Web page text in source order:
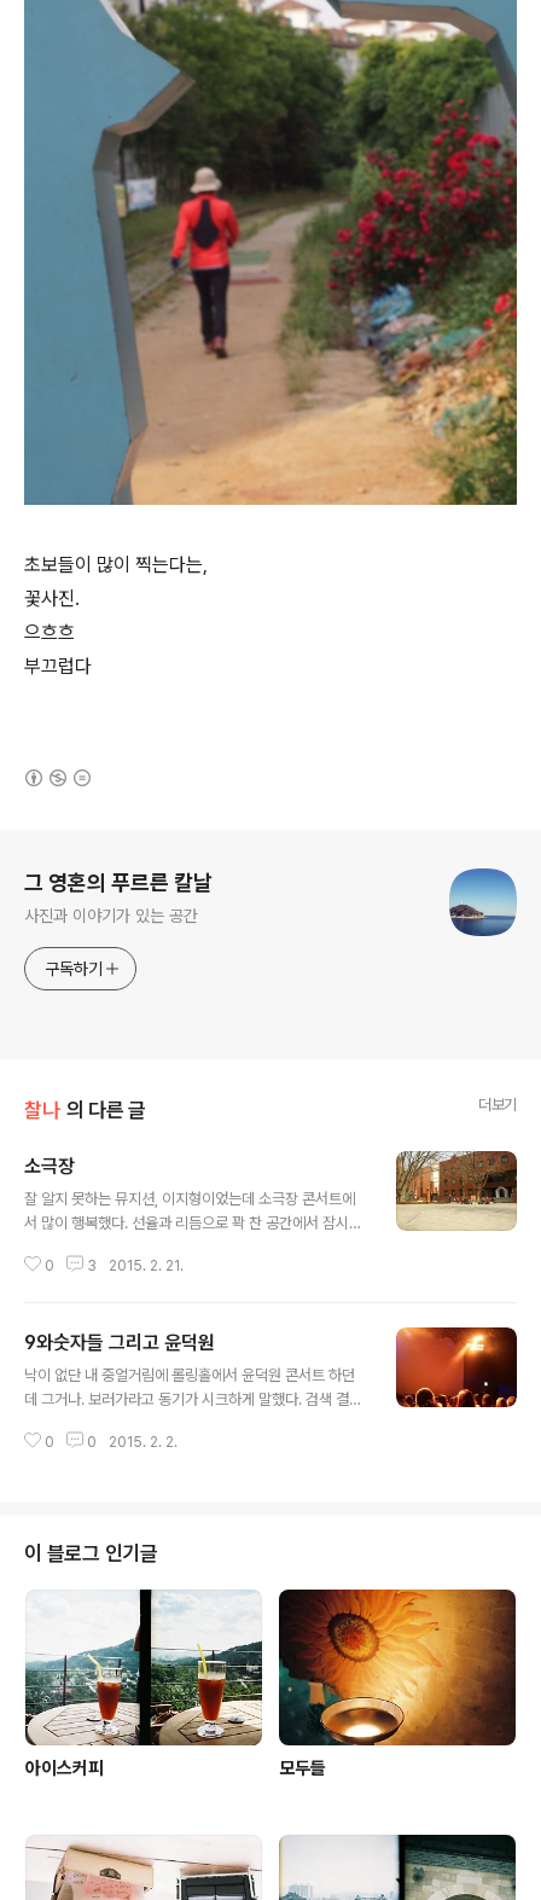
초보들이 많이 찍는다는,
꽃사진.
으흐흐
부끄럽다
그 영혼의 푸르른 칼날
사진과 이야기가 있는 공간
구독하기
찰나 의 다른 글 더보기
소극장
잘 알지 못하는 뮤지션, 이지형이었는데 소극장 콘서트에
서 많이 행복했다. 선율과 리듬으로 꽉 찬 공간에서 잠시였
뜻했다. 이만큼 지나왔구나 다행스럽게도 그런거 같다,고
거나 보거나 읽으면서 자주 눈물을 흘리는데 그때와는 조
금 다른 것 같다. 우는 게 아니라 눈물이 나는 거다. 사막 같
은 마음이 이제 조금 움직이는 것일까. 아니라해도 할 수 없
0 3 2015. 2. 21.
9와숫자들 그리고 윤덕원
낙이 없단 내 중얼거림에 롤링홀에서 윤덕원 콘서트 하던
데 그거나. 보러가라고 동기가 시크하게 말했다. 검색 결과
윤덕원의 공연. 눈을 반짝이며 예매했으나 혼자 갈 생각을
취소 기간을 놓친 나는 가기가 싫었다. 혼자 앉아 있을 모습
에 공연장으로 출발 하면서 이미 맘이 쪼그라들어 있었다.
그래서 일부러 제일 돌아돌아가는 교통편을 찾았다. 빛은
또 왜그리 이쁘던지. 브이홀은 생각보다 아담했고 공연 시
작 전의 반음 정도 상기된 공기가 맘을 누그러뜨렸다. 나처
럼 혼자 온 사람도 종종 보였다..
0 0 2015. 2. 2.
이 블로그 인기글
아이스커피 모두들